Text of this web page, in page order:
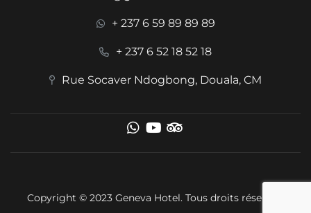
+ 237 6 59 89 89 89
+ 237 6 52 18 52 18
Rue Socaver Ndogbong, Douala, CM
Copyright © 2023 Geneva Hotel. Tous droits réservés.